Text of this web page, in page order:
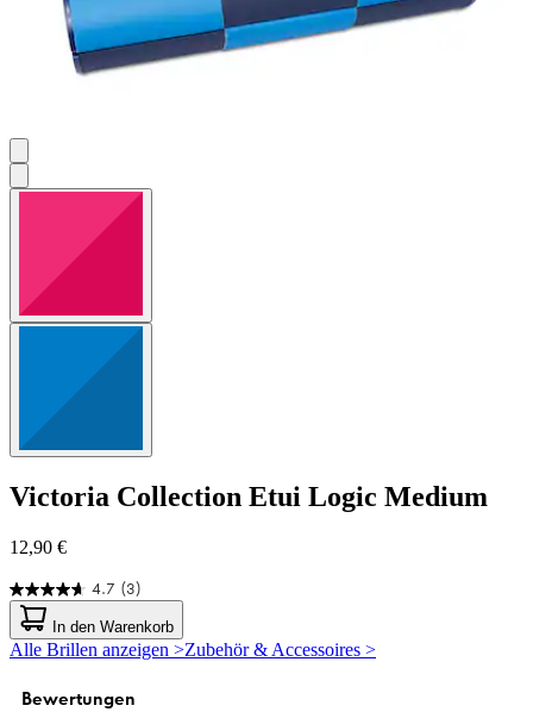
Victoria Collection Etui Logic Medium
12,90 €
4.7 (3)
4.7
von
5
Sternen.
Bewertungen
In den Warenkorb
Alle Brillen anzeigen >Zubehör & Accessoires >